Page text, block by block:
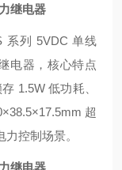
继电器
系列 5VDC 单线
电器，核心特点
1.5W 低功耗、
超
控制场景。
继电器